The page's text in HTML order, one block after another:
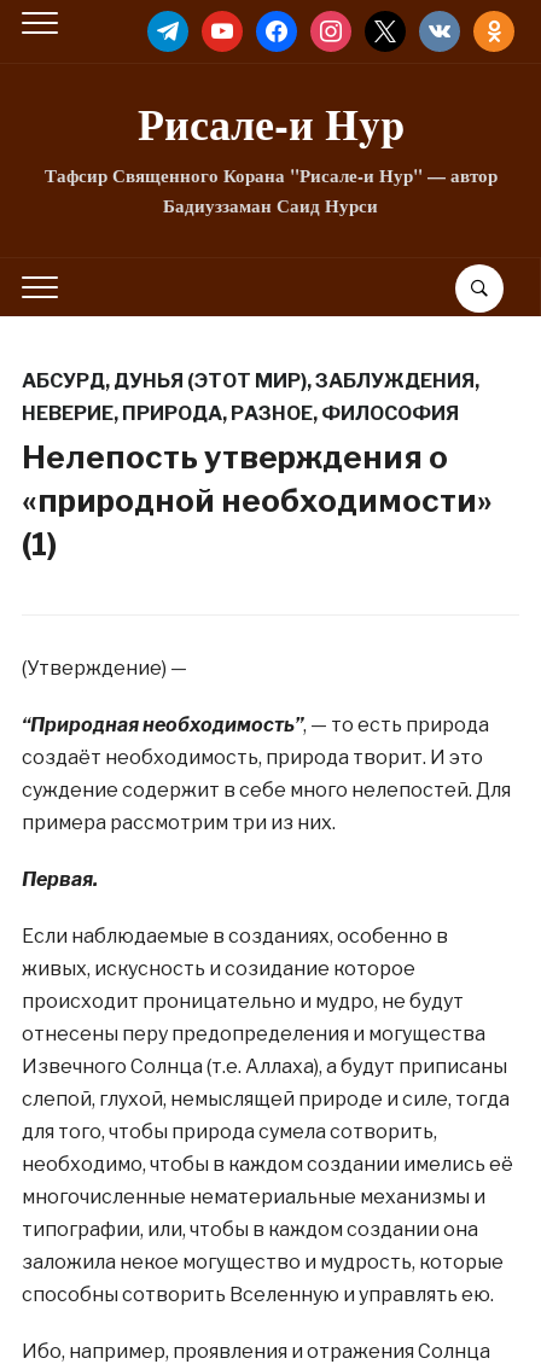
TELEGRAMYOUTUBEFACEBOOKINSTAGRAM
X VKONTAKTE
Рисале-и Hyp
Тафсир Священного Корана "Рисале-и Нур" — автор
Бадиуззаман Саид Нурси
АБСУРД, ДУНЬЯ (ЭТОТ МИР),ЗАБЛУЖДЕНИЯ,
НЕВЕРИЕ, ПРИРОДА, РАЗНОЕ, ФИЛОСОФИЯ
Нелепость утверждения о
«природной необходимости»
(1)
(Утверждение) —
“Природная необходимость”, — то есть природа
создаёт необходимость, природа творит. И это
суждение содержит в себе много нелепостей. Для
примера рассмотрим три из них.
Первая.
Если наблюдаемые в созданиях, особенно в
живых, искусность и созидание которое
происходит проницательно и мудро, не будут
отнесены перу предопределения и могущества
Извечного Солнца (т.е. Аллаха), а будут приписаны
слепой, глухой, немыслящей природе и силе, тогда
для того, чтобы природа сумела сотворить,
необходимо, чтобы в каждом создании имелись её
многочисленные нематериальные механизмы и
типографии, или, чтобы в каждом создании она
заложила некое могущество и мудрость, которые
способны сотворить Вселенную и управлять ею.
Ибо, например, проявления и отражения Солнца